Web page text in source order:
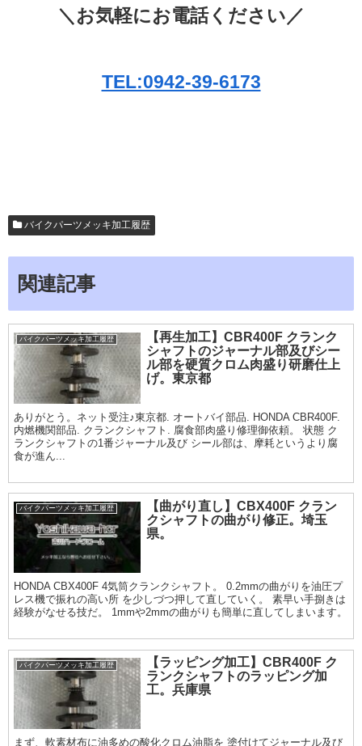
＼お気軽にお電話ください／
TEL:0942-39-6173
バイクパーツメッキ加工履歴
関連記事
バイクパーツメッキ加工履歴
【再生加工】CBR400F クランク
シャフトのジャーナル部及びシー
ル部を硬質クロム肉盛り研磨仕上
げ。東京都
ありがとう。ネット受注♪東京都. オートバイ部品. HONDA CBR400F.
内燃機関部品. クランクシャフト. 腐食部肉盛り修理御依頼。 状態 ク
ランクシャフトの1番ジャーナル及び シール部は、摩耗というより腐
食が進ん...
バイクパーツメッキ加工履歴
【曲がり直し】CBX400F クラン
クシャフトの曲がり修正。埼玉
県。
HONDA CBX400F 4気筒クランクシャフト。 0.2mmの曲がりを油圧プ
レス機で振れの高い所 を少しづつ押して直していく。 素早い手捌きは
経験がなせる技だ。 1mmや2mmの曲がりも簡単に直してしまいます。
バイクパーツメッキ加工履歴
【ラッピング加工】CBR400F ク
ランクシャフトのラッピング加
工。兵庫県
まず、軟素材布に油多めの酸化クロム油脂を 塗付けてジャーナル及び